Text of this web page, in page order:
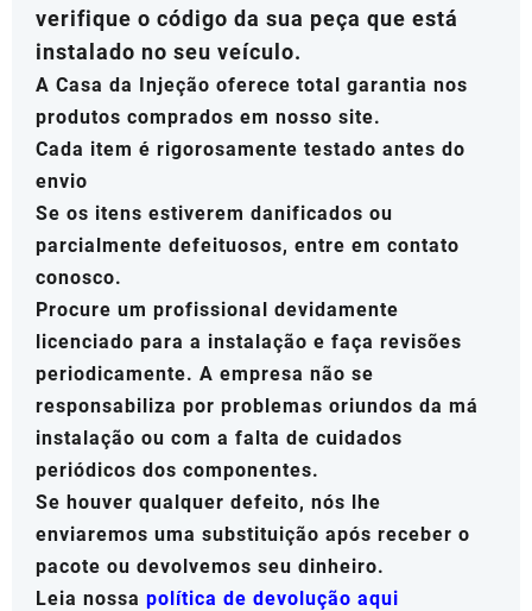
verifique o código da sua peça que está
instalado no seu veículo.
A Casa da Injeção oferece total garantia nos
produtos comprados em nosso site.
Cada item é rigorosamente testado antes do
envio
Se os itens estiverem danificados ou
parcialmente defeituosos, entre em contato
conosco.
Procure um profissional devidamente
licenciado para a instalação e faça revisões
periodicamente. A empresa não se
responsabiliza por problemas oriundos da má
instalação ou com a falta de cuidados
periódicos dos componentes.
Se houver qualquer defeito, nós lhe
enviaremos uma substituição após receber o
pacote ou devolvemos seu dinheiro.
Leia nossa política de devolução aqui